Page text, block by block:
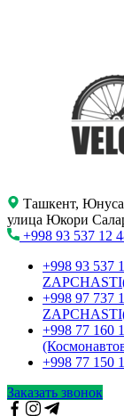
Ташкент,
улица Юкори
+998 93 537 12
+998 93 537
+998 97 737
+998 77 160
+998 77 150
Заказать звонок